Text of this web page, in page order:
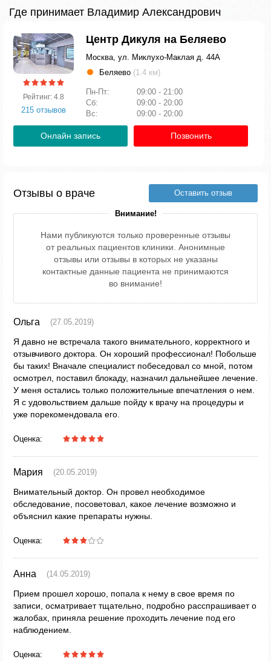
Где принимает Владимир Александрович
Рейтинг: 4.8
215 отзывов
Центр Дикуля на Беляево
Москва, ул. Миклухо-Маклая д. 44А
Беляево (1.4 км)
Пн-Пт:
09:00 - 21:00
Сб:
09:00 - 20:00
Вс:
09:00 - 20:00
Онлайн запись Позвонить
Отзывы о враче Оставить отзыв
Внимание!
Нами публикуются только проверенные отзывы
от реальных пациентов клиники. Анонимные
отзывы или отзывы в которых не указаны
контактные данные пациента не принимаются
во внимание!
Ольга (27.05.2019)
Я давно не встречала такого внимательного, корректного и
отзывчивого доктора. Он хороший профессионал! Побольше
бы таких! Вначале специалист побеседовал со мной, потом
осмотрел, поставил блокаду, назначил дальнейшее лечение.
У меня остались только положительные впечатления о нем.
Я с удовольствием дальше пойду к врачу на процедуры и
уже порекомендовала его.
Оценка:
Мария (20.05.2019)
Внимательный доктор. Он провел необходимое
обследование, посоветовал, какое лечение возможно и
объяснил какие препараты нужны.
Оценка:
Анна (14.05.2019)
Прием прошел хорошо, попала к нему в свое время по
записи, осматривает тщательно, подробно расспрашивает о
жалобах, приняла решение проходить лечение под его
наблюдением.
Оценка: